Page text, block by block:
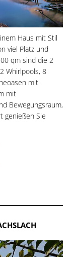
Haus mit Stil
viel Platz und
qm sind die 2
Whirlpools, 8
mit
mit
Bewegungsraum,
genießen Sie